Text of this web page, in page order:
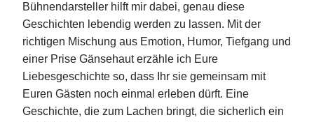
Bühnendarsteller hilft mir dabei, genau diese
Geschichten lebendig werden zu lassen. Mit der
richtigen Mischung aus Emotion, Humor, Tiefgang und
einer Prise Gänsehaut erzähle ich Eure
Liebesgeschichte so, dass Ihr sie gemeinsam mit
Euren Gästen noch einmal erleben dürft. Eine
Geschichte, die zum Lachen bringt, die sicherlich ein